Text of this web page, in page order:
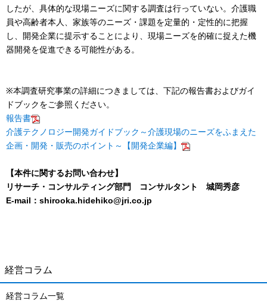
したが、具体的な現場ニーズに関する調査は行っていない。介護職
員や高齢者本人、家族等のニーズ・課題を定量的・定性的に把握
し、開発企業に提示することにより、現場ニーズを的確に捉えた機
器開発を促進できる可能性がある。
※本調査研究事業の詳細につきましては、下記の報告書およびガイ
ドブックをご参照ください。
報告書
介護テクノロジー開発ガイドブック～介護現場のニーズをふまえた
企画・開発・販売のポイント～【開発企業編】
【本件に関するお問い合わせ】
リサーチ・コンサルティング部門 コンサルタント 城岡秀彦
E-mail：shirooka.hidehiko@jri.co.jp
経営コラム
経営コラム一覧